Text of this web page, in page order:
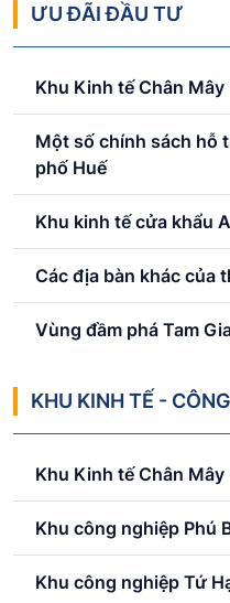
ƯU ĐÃI ĐẦU TƯ
Khu Kinh tế Chân Mây
Một số chính sách hỗ
phố Huế
Khu kinh tế cửa khẩu
Các địa bàn khác của
Vùng đầm phá Tam
KHU KINH TẾ -
Khu Kinh tế Chân Mây
Khu công nghiệp Phú
Khu công nghiệp Tứ